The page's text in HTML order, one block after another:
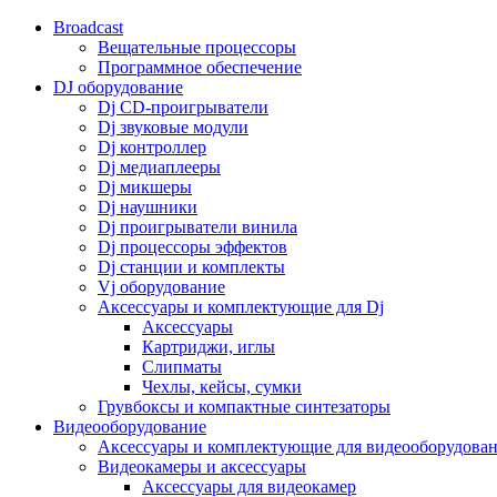
Broadcast
Вещательные процессоры
Программное обеспечение
DJ оборудование
Dj CD-проигрыватели
Dj звуковые модули
Dj контроллер
Dj медиаплееры
Dj микшеры
Dj наушники
Dj проигрыватели винила
Dj процессоры эффектов
Dj станции и комплекты
Vj оборудование
Аксессуары и комплектующие для Dj
Аксессуары
Картриджи, иглы
Слипматы
Чехлы, кейсы, сумки
Грувбоксы и компактные синтезаторы
Видеооборудование
Аксессуары и комплектующие для
Видеокамеры и аксессуары
Аксессуары для видеокамер